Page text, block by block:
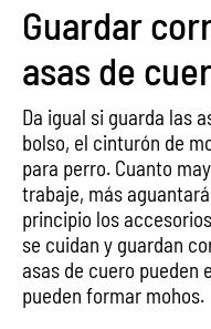
Guardar
asas de
Da igual si guarda las
bolso, el cinturón de
para perro. Cuanto
trabaje, más
principio los
se cuidan y guardan
asas de cuero pueden
pueden formar mohos.